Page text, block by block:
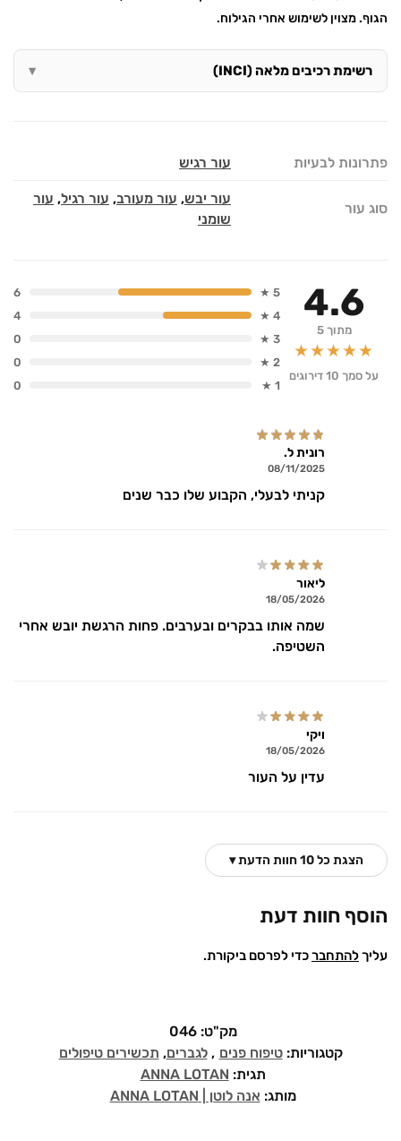
הגוף. מצוין לשימוש אחרי הגילוח.
רשימת רכיבים מלאה (INCI)
פתרונות לבעיות עור רגיש
סוג עור
עור יבש, עור מעורב, עור רגיל, עור
שומני
4.6
מתוך 5
★★★★★
על סמך 10 דירוגים
5 ★
6
4 ★
4
3 ★
0
2 ★
0
1 ★
0
רונית ל.
08/11/2025
קניתי לבעלי, הקבוע שלו כבר שנים
ליאור
18/05/2026
שמה אותו בבקרים ובערבים. פחות הרגשת יובש אחרי
השטיפה.
ויקי
18/05/2026
עדין על העור
הצגת כל 10 חוות הדעת ▾
הוסף חוות דעת
עליךלהתחברכדי לפרסם ביקורת.
מק"ט:046
קטגוריות:טיפוח פנים ,לגברים, תכשירים טיפולים
תגית: ANNA LOTAN
מותג: אנה לוטן | ANNA LOTAN